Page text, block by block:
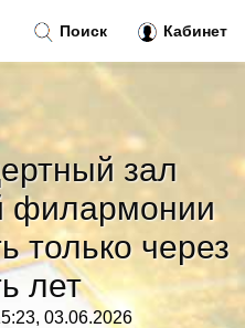
зал
филармонии
только через
лет
03.06.2026
Поиск Кабинет